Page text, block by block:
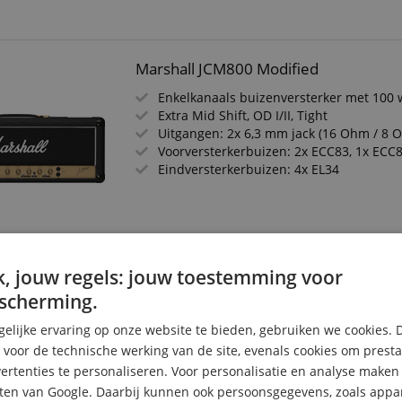
Marshall JCM800 Modified
Enkelkanaals buizenversterker met 100
Extra Mid Shift, OD I/II, Tight
Uitgangen: 2x 6,3 mm jack (16 Ohm / 8
Voorversterkerbuizen: 2x ECC83, 1x
Eindversterkerbuizen: 4x EL34
Marshall Studio 900 Head
Vermogen: 20 watt (Power Reduction
Voorversterkerbuizen: 2x ECC83, 1x
en 2x 5881
Reverb per kanaal afzonderlijk
jouw regels: jouw toestemming voor
ervaring op onze website te bieden, gebruiken we cookies.
de technische werking van de site, evenals cookies om
te personaliseren. Voor personalisatie en analyse
van Google. Daarbij kunnen ook persoonsgegevens, zoals